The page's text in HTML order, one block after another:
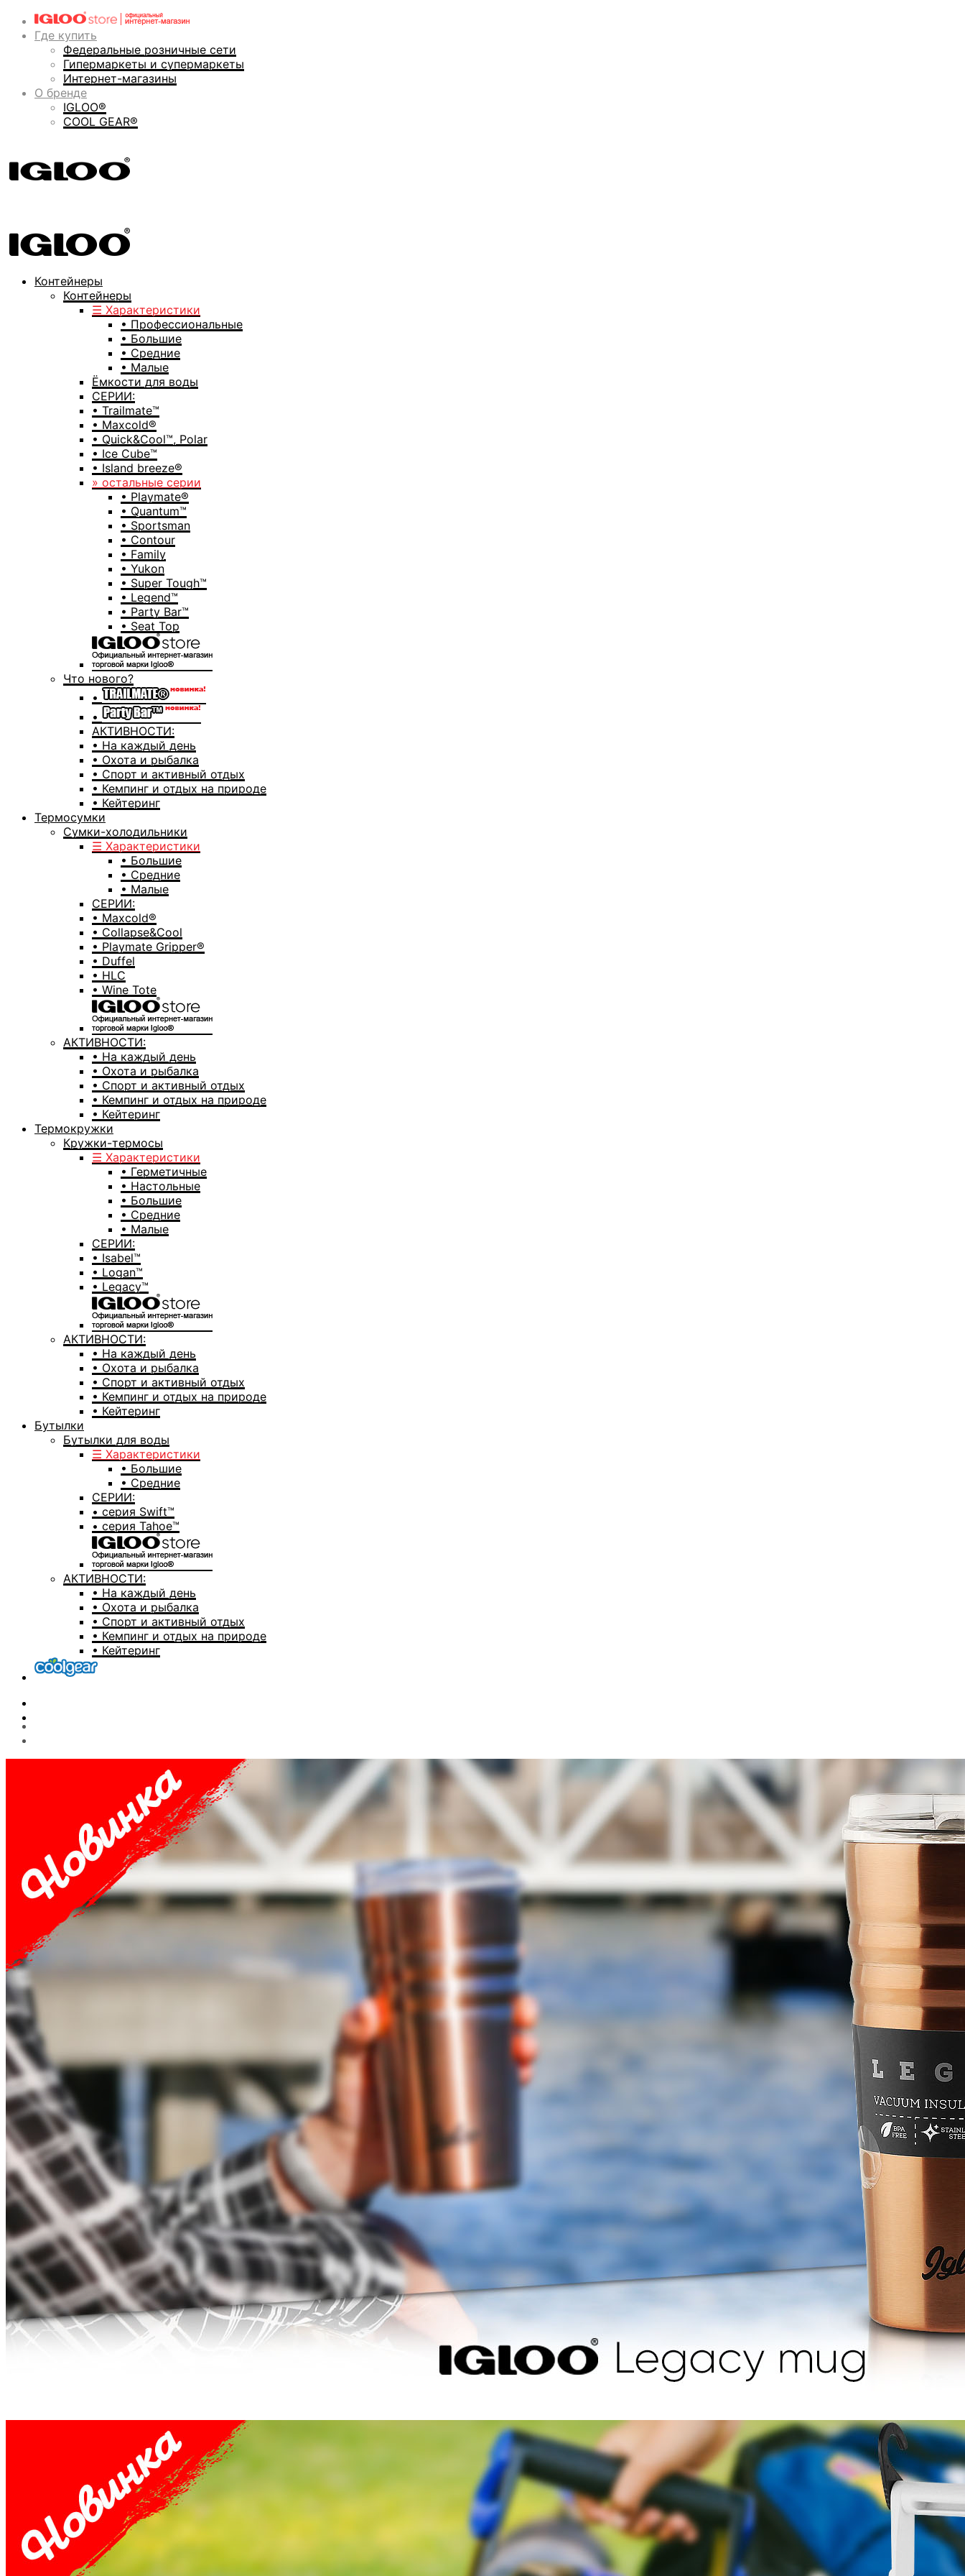
Где купить
Федеральные розничные сети
Гипермаркеты и супермаркеты
Интернет-магазины
О бренде
IGLOO®
COOL GEAR®
Контейнеры
Контейнеры
☰ Характеристики
• Профессиональные
• Большие
• Средние
• Малые
Ёмкости для воды
СЕРИИ:
• Trailmate™
• Maxcold®
• Quick&Cool™, Polar
• Ice Cube™
• Island breeze®
» остальные серии
• Playmate®
• Quantum™
• Sportsman
• Contour
• Family
• Yukon
• Super Tough™
• Legend™
• Party Bar™
• Seat Top
Что нового?
•
•
АКТИВНОСТИ:
• На каждый день
• Охота и рыбалка
• Спорт и активный отдых
• Кемпинг и отдых на природе
• Кейтеринг
Термосумки
Сумки-холодильники
☰ Характеристики
• Большие
• Средние
• Малые
СЕРИИ:
• Maxcold®
• Collapse&Cool
• Playmate Gripper®
• Duffel
• HLC
• Wine Tote
АКТИВНОСТИ:
• На каждый день
• Охота и рыбалка
• Спорт и активный отдых
• Кемпинг и отдых на природе
• Кейтеринг
Термокружки
Кружки-термосы
☰ Характеристики
• Герметичные
• Настольные
• Большие
• Средние
• Малые
СЕРИИ:
• Isabel™
• Logan™
• Legacy™
АКТИВНОСТИ:
• На каждый день
• Охота и рыбалка
• Спорт и активный отдых
• Кемпинг и отдых на природе
• Кейтеринг
Бутылки
Бутылки для воды
☰ Характеристики
• Большие
• Средние
СЕРИИ:
• серия Swift™
• серия Tahoe™
АКТИВНОСТИ:
• На каждый день
• Охота и рыбалка
• Спорт и активный отдых
• Кемпинг и отдых на природе
• Кейтеринг